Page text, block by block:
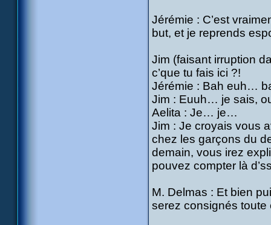
Jérémie : C’est
but, et je reprends
Jim (faisant irruption
c’que tu fais ici ?!
Jérémie : Bah euh…
Jim : Euuh… je sais,
Aelita : Je… je…
Jim : Je croyais vous
chez les garçons du
demain, vous irez
pouvez compter là
M. Delmas : Et bien
serez consignés toute